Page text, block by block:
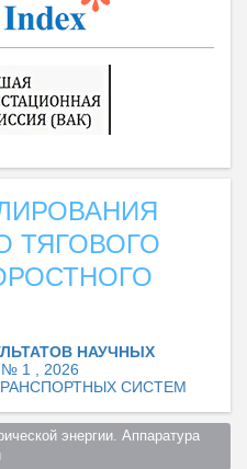
ТЯГОВОГО
НАУЧНЫХ
1 , 2026
СИСТЕМ
энергии. Аппаратура